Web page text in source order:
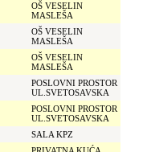
OŠ VESELIN
MASLEŠA
OŠ VESELIN
MASLEŠA
OŠ VESELIN
MASLEŠA
POSLOVNI PROSTOR
UL.SVETOSAVSKA
POSLOVNI PROSTOR
UL.SVETOSAVSKA
SALA KPZ